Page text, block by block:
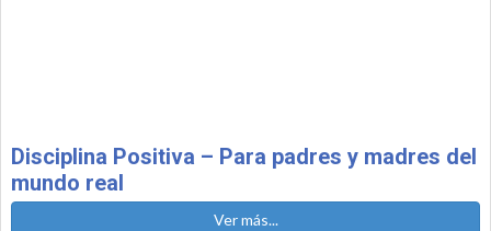
Disciplina Positiva – Para padres y madres del
mundo real
Ver más...